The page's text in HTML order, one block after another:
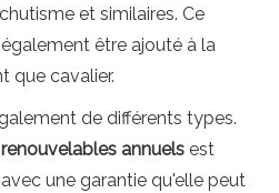
et similaires. Ce
être ajouté à la
que cavalier.
de différents types.
annuels est
une garantie qu'elle peut